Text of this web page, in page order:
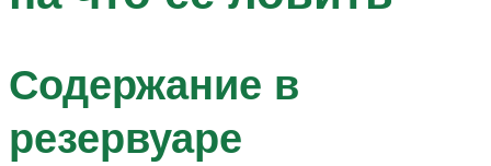
Содержание в
резервуаре